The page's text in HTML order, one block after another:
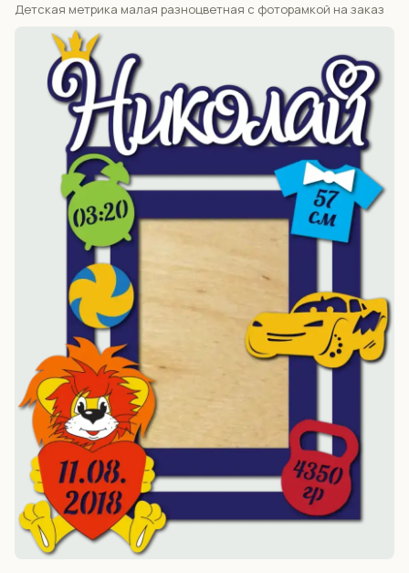
Детская метрика малая разноцветная с фоторамкой на заказ